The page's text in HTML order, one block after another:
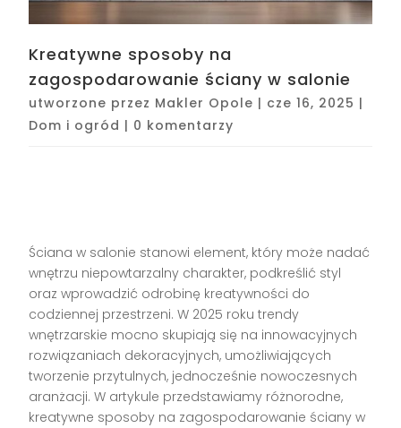
Kreatywne sposoby na
zagospodarowanie ściany w salonie
utworzone przez Makler Opole | cze 16, 2025 |
Dom i ogród | 0 komentarzy
Ściana w salonie stanowi element, który może nadać
wnętrzu niepowtarzalny charakter, podkreślić styl
oraz wprowadzić odrobinę kreatywności do
codziennej przestrzeni. W 2025 roku trendy
wnętrzarskie mocno skupiają się na innowacyjnych
rozwiązaniach dekoracyjnych, umożliwiających
tworzenie przytulnych, jednocześnie nowoczesnych
aranżacji. W artykule przedstawiamy różnorodne,
kreatywne sposoby na zagospodarowanie ściany w